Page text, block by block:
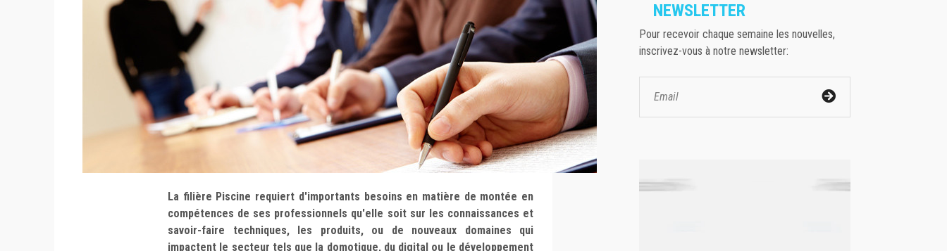
La filière Piscine requiert d'importants besoins en matière de montée en
compétences de ses professionnels qu'elle soit sur les connaissances et
savoir-faire techniques, les produits, ou de nouveaux domaines qui
impactent le secteur tels que la domotique, du digital ou le développement
NEWSLETTER
Pour recevoir chaque semaine les nouvelles,
inscrivez-vous à notre newsletter: